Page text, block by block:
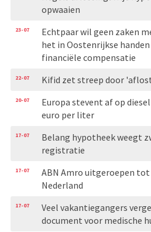
opwaaien
23-07
Echtpaar wil geen zaken
het in Oostenrijkse
financiële compensatie
22-07 Kifid zet streep door
20-07
Europa stevent af op
euro per liter
17-07
Belang hypotheek weegt
registratie
17-07
ABN Amro uitgeroepen
Nederland
17-07
Veel vakantiegangers
document voor medische